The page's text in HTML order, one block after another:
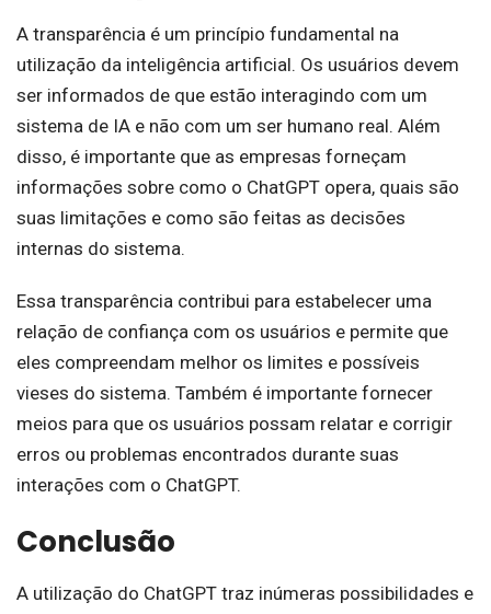
A transparência é um princípio fundamental na
utilização da inteligência artificial. Os usuários devem
ser informados de que estão interagindo com um
sistema de IA e não com um ser humano real. Além
disso, é importante que as empresas forneçam
informações sobre como o ChatGPT opera, quais são
suas limitações e como são feitas as decisões
internas do sistema.
Essa transparência contribui para estabelecer uma
relação de confiança com os usuários e permite que
eles compreendam melhor os limites e possíveis
vieses do sistema. Também é importante fornecer
meios para que os usuários possam relatar e corrigir
erros ou problemas encontrados durante suas
interações com o ChatGPT.
Conclusão
A utilização do ChatGPT traz inúmeras possibilidades e